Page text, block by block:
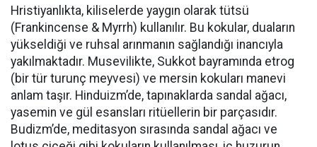
Hristiyanlıkta, kiliselerde yaygın olarak tütsü
(Frankincense & Myrrh) kullanılır. Bu kokular, duaların
yükseldiği ve ruhsal arınmanın sağlandığı inancıyla
yakılmaktadır. Musevilikte, Sukkot bayramında etrog
(bir tür turunç meyvesi) ve mersin kokuları manevi
anlam taşır. Hinduizm’de, tapınaklarda sandal ağacı,
yasemin ve gül esansları ritüellerin bir parçasıdır.
Budizm’de, meditasyon sırasında sandal ağacı ve